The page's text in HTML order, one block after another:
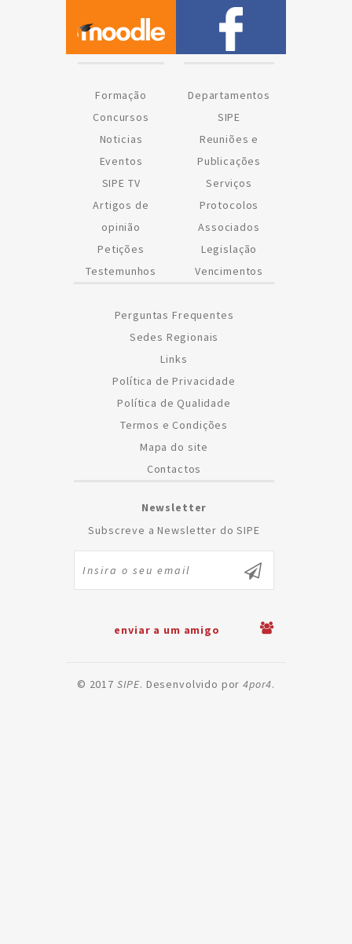
Formação
Concursos
Noticias
Eventos
SIPE TV
Artigos de
opinião
Petições
Testemunhos
Departamentos
SIPE
Reuniões e
Publicações
Serviços
Protocolos
Associados
Legislação
Vencimentos
Perguntas Frequentes
Sedes Regionais
Links
Política de Privacidade
Política de Qualidade
Termos e Condições
Mapa do site
Contactos
Newsletter
Subscreve a Newsletter do SIPE
enviar a um amigo
© 2017 SIPE. Desenvolvido por4por4.